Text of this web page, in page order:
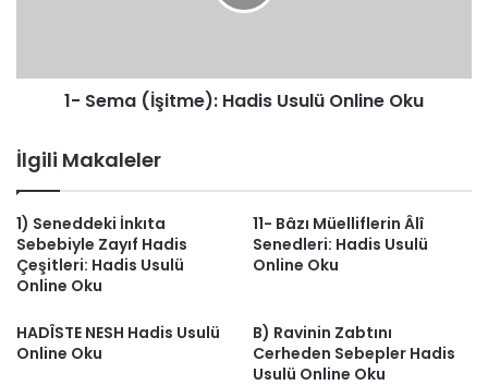
1- Sema (İşitme): Hadis Usulü Online Oku
İlgili Makaleler
1) Seneddeki İnkıta
Sebebiyle Zayıf Hadis
Çeşitleri: Hadis Usulü
Online Oku
11- Bâzı Müelliflerin Âlî
Senedleri: Hadis Usulü
Online Oku
HADÎSTE NESH Hadis Usulü
Online Oku
B) Ravinin Zabtını
Cerheden Sebepler Hadis
Usulü Online Oku